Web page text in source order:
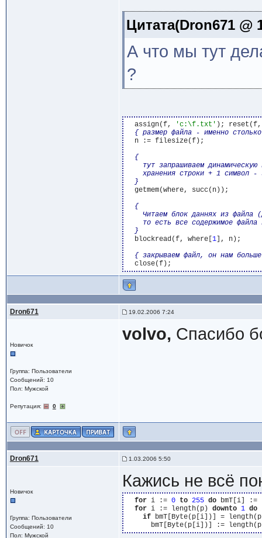
Цитата(Dron671 @
А что мы тут
?
  assign(f,
'c:\f.txt' );
{ размер файла - именно
  n := filesize(f);
{
тут запрашиваем динамическую
хранения строки + 1 символ -
  }
  getmem(where, succ(n));
{
Читаем блок даннях из файла
то есть все содержимое файла
  }
  blockread(f, where[
1], n);
{ закрываем файл, он нам
Dron671 19.02.2006 7:24
Новичок
Группа: Пользователи
Сообщений: 10
Пол: Мужской
Репутация: 0
volvo, Спасибо
Dron671 1.03.2006 5:50
Новичок
Группа: Пользователи
Сообщений: 10
Пол: Мужской
Кажись не всё
for i := 0 to 255 do bmT[i] :=
for i := length(p) downto 1 do
if bmT[Byte(p[i])] =